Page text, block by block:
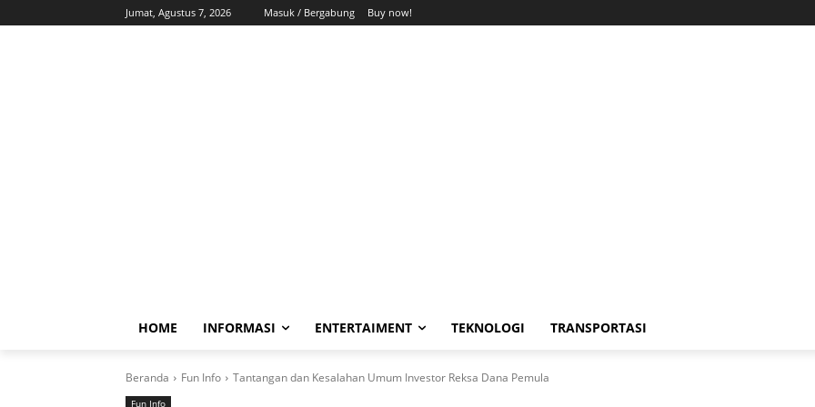
Jumat, Agustus 7, 2026 Masuk / Bergabung Buy now!
HOME INFORMASI ENTERTAIMENT TEKNOLOGI TRANSPORTASI
Beranda Fun Info Tantangan dan Kesalahan Umum Investor Reksa Dana Pemula
Fun Info